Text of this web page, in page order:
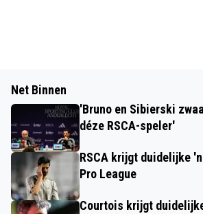
Net Binnen
'Bruno en Sibierski
déze RSCA-speler'
RSCA krijgt duidelijke
Pro League
Courtois krijgt